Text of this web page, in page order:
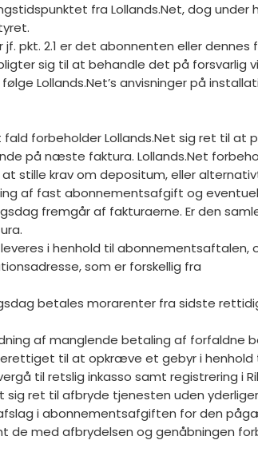
fra Lollands.Net, dog
pkt. 2.1 er det abonnenten eller dennes
sig til at behandle det på forsvarlig
Lollands.Net’s anvisninger på
fald forbeholder Lollands.Net sig ret til
på næste faktura. Lollands.Net
at stille krav om depositum, eller
af fast abonnementsafgift og
fremgår af fakturaerne. Er den
i henhold til
som er forskellig fra
betales morarenter fra sidste
af manglende betaling af
til at opkræve et gebyr i henhold
til retslig inkasso samt registrering i
sig ret til afbryde tjenesten uden
i abonnementsafgiften for den
med afbrydelsen og genåbningen